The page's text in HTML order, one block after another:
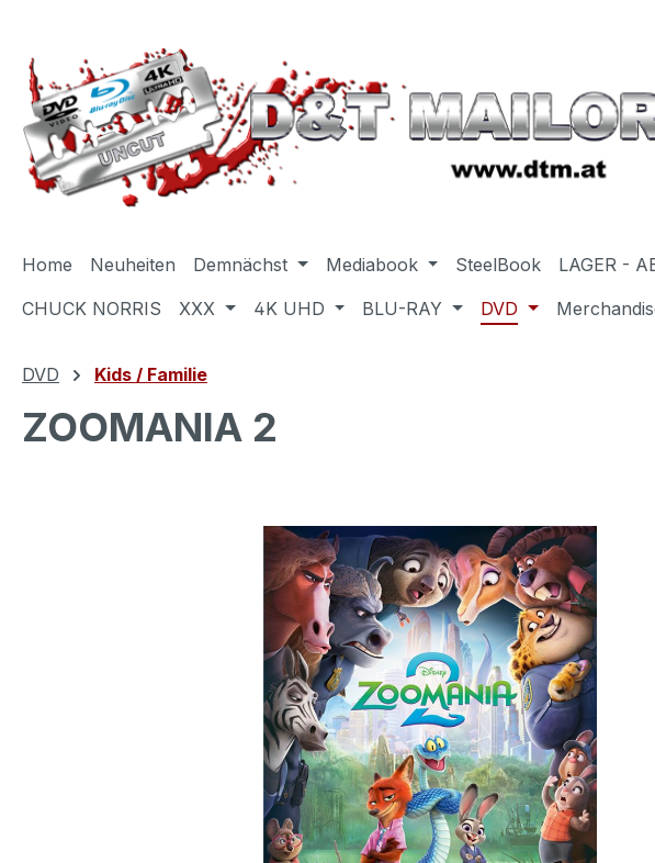
Home Neuheiten Demnächst Mediabook SteelBook LAGER -
CHUCK NORRIS
XXX 4K UHD BLU-RAY DVD
DVD Kids / Familie
ZOOMANIA 2